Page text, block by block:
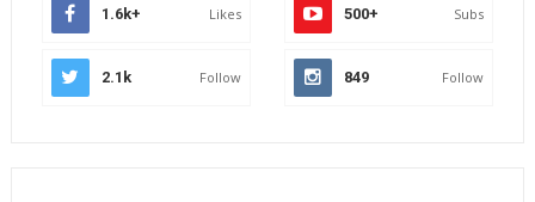
1.6k+ Likes 500+ Subs
2.1k Follow 849 Follow